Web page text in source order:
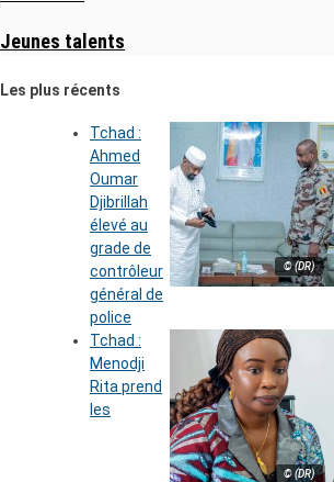
Jeunes talents
Les plus récents
© (DR)
Tchad :
Ahmed
Oumar
Djibrillah
élevé au
grade de
contrôleur
général de
police
© (DR)
Tchad :
Menodji
Rita prend
les